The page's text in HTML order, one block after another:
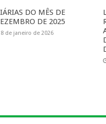
DO MÊS DE
DE 2025
8 de janeiro de 2026